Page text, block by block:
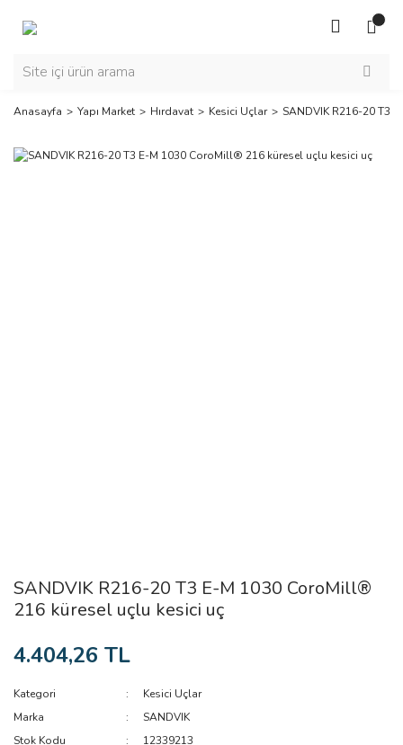
Anasayfa Yapı Market Hırdavat Kesici Uçlar SANDVIK R216-20 T3
SANDVIK R216-20 T3 E-M 1030 CoroMill®
216 küresel uçlu kesici uç
4.404,26 TL
Kategori
Kesici Uçlar
Marka
SANDVIK
Stok Kodu
12339213